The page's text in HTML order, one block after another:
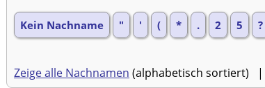
Kein Nachname " ' ( * . 2 5 ?
Zeige alle Nachnamen (alphabetisch sortiert) |